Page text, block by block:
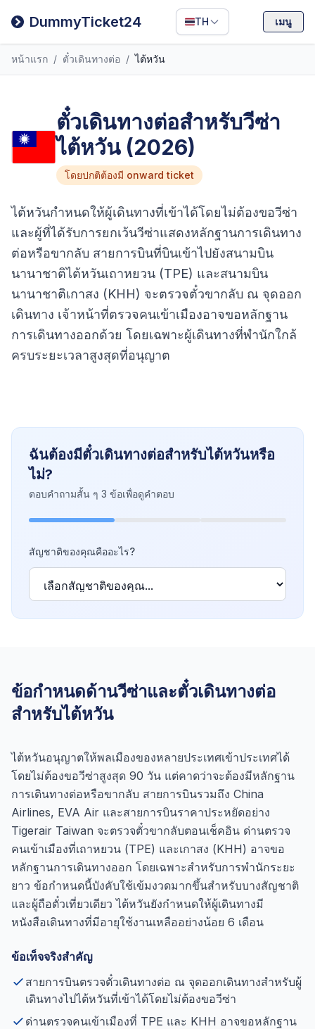
DummyTicket24 TH
Filipino
Deutsch
เมนู
หน้าแรก / ตั๋วเดินทางต่อ / ไต้หวัน
ตั๋วเดินทางต่อสำหรับวีซ่า
ไต้หวัน (2026)
โดยปกติต้องมี onward ticket
ไต้หวันกำหนดให้ผู้เดินทางที่เข้าได้โดยไม่ต้องขอวีซ่า
และผู้ที่ได้รับการยกเว้นวีซ่าแสดงหลักฐานการเดินทาง
ต่อหรือขากลับ สายการบินที่บินเข้าไปยังสนามบิน
นานาชาติไต้หวันเถาหยวน (TPE) และสนามบิน
นานาชาติเกาสง (KHH) จะตรวจตั๋วขากลับ ณ จุดออก
เดินทาง เจ้าหน้าที่ตรวจคนเข้าเมืองอาจขอหลักฐาน
การเดินทางออกด้วย โดยเฉพาะผู้เดินทางที่พำนักใกล้
ครบระยะเวลาสูงสุดที่อนุญาต
ฉันต้องมีตั๋วเดินทางต่อสำหรับไต้หวันหรือ
ไม่?
ตอบคำถามสั้น ๆ 3 ข้อเพื่อดูคำตอบ
สัญชาติของคุณคืออะไร?
ข้อกำหนดด้านวีซ่าและตั๋วเดินทางต่อ
สำหรับไต้หวัน
ไต้หวันอนุญาตให้พลเมืองของหลายประเทศเข้าประเทศได้
โดยไม่ต้องขอวีซ่าสูงสุด 90 วัน แต่คาดว่าจะต้องมีหลักฐาน
การเดินทางต่อหรือขากลับ สายการบินรวมถึง China
Airlines, EVA Air และสายการบินราคาประหยัดอย่าง
Tigerair Taiwan จะตรวจตั๋วขากลับตอนเช็คอิน ด่านตรวจ
คนเข้าเมืองที่เถาหยวน (TPE) และเกาสง (KHH) อาจขอ
หลักฐานการเดินทางออก โดยเฉพาะสำหรับการพำนักระยะ
ยาว ข้อกำหนดนี้บังคับใช้เข้มงวดมากขึ้นสำหรับบางสัญชาติ
และผู้ถือตั๋วเที่ยวเดียว ไต้หวันยังกำหนดให้ผู้เดินทางมี
หนังสือเดินทางที่มีอายุใช้งานเหลืออย่างน้อย 6 เดือน
ข้อเท็จจริงสำคัญ
สายการบินตรวจตั๋วเดินทางต่อ ณ จุดออกเดินทางสำหรับผู้
เดินทางไปไต้หวันที่เข้าได้โดยไม่ต้องขอวีซ่า
ด่านตรวจคนเข้าเมืองที่ TPE และ KHH อาจขอหลักฐาน